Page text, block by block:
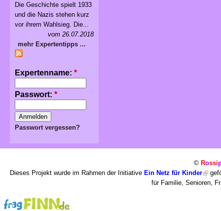
Die Geschichte spielt 1933
und die Nazis stehen kurz
vor ihrem Wahlsieg. Die...
vom 26.07.2018
mehr Expertentipps ...
Expertenname: *
Passwort: *
Passwort vergessen?
© Rossi
Dieses Projekt wurde im Rahmen der Initiative Ein Netz für Kinder
für Familie, Senioren,